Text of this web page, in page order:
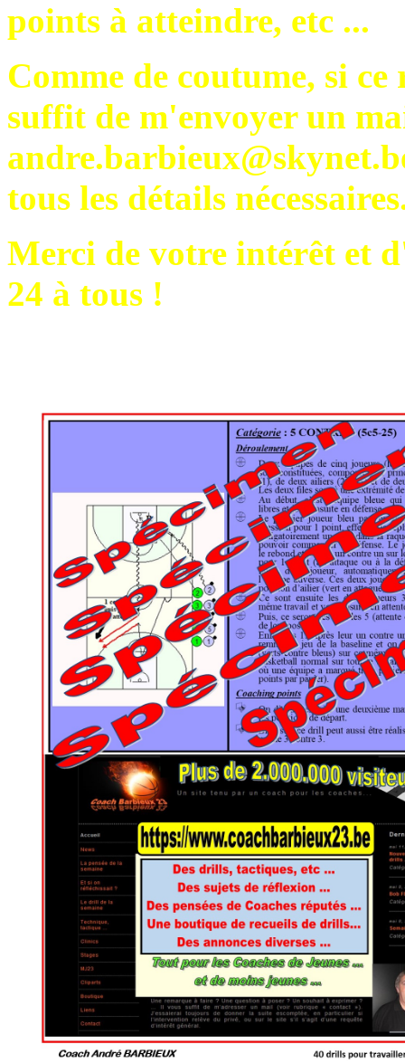
points à atteindre, etc ...
Comme de coutume, si
suffit de m'envoyer un
tous les détails
Merci de votre intérêt et
24 à tous !